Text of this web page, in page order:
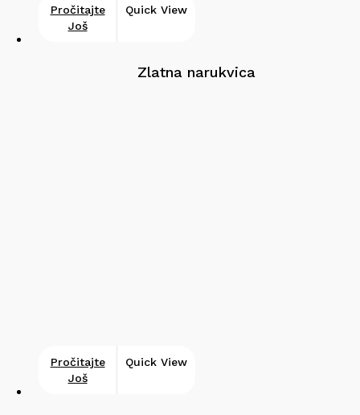
Pročitajte
Još
Quick View
Zlatna narukvica
Pročitajte
Još
Quick View